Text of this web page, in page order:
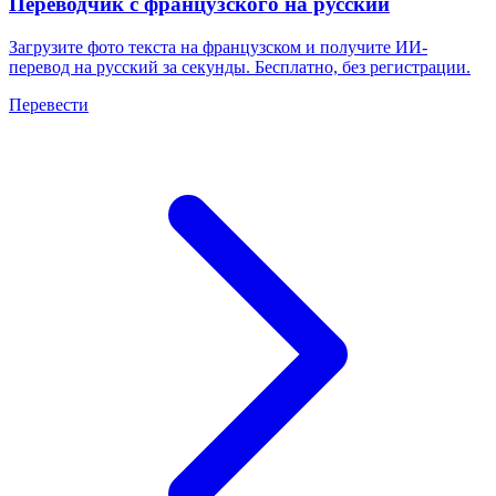
Загрузите фото текста на французском и получите ИИ-
перевод на русский за секунды. Бесплатно, без регистрации.
Перевести